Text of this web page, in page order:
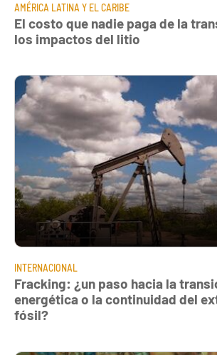
AMÉRICA LATINA Y EL CARIBE
El costo que nadie paga de la
los impactos del litio
INTERNACIONAL
Fracking: ¿un paso hacia la
energética o la continuidad del
fósil?